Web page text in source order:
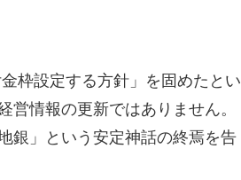
枠設定する方針」を固めたとい
情報の更新ではありません。
銀」という安定神話の終焉を告